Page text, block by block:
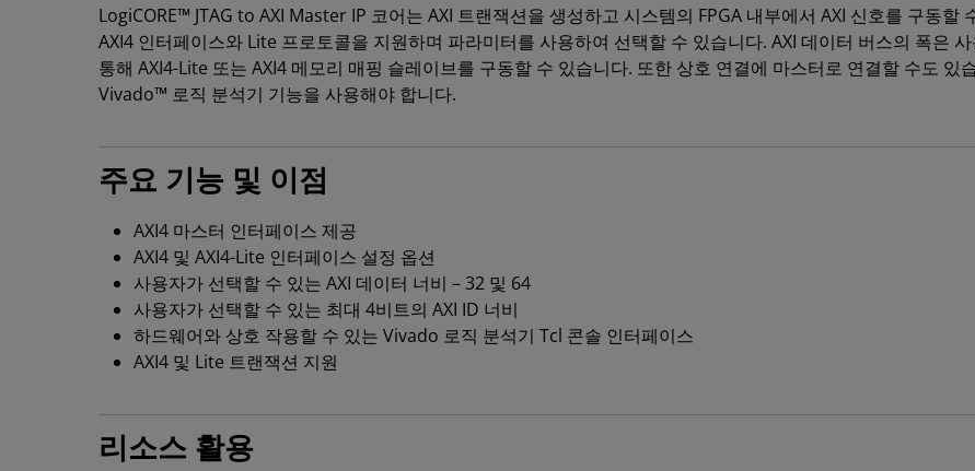
LogiCORE™ JTAG to AXI Master IP 코어는 AXI 트랜잭션을 생성하고 시스템의 FPGA 내부에서 AXI 신호를 구동
AXI4 인터페이스와 Lite 프로토콜을 지원하며 파라미터를 사용하여 선택할 수 있습니다. AXI 데이터 버스의 폭은
통해 AXI4-Lite 또는 AXI4 메모리 매핑 슬레이브를 구동할 수 있습니다. 또한 상호 연결에 마스터로 연결할 수도 있
Vivado™ 로직 분석기 기능을 사용해야 합니다.
주요 기능 및 이점
AXI4 마스터 인터페이스 제공
AXI4 및 AXI4-Lite 인터페이스 설정 옵션
사용자가 선택할 수 있는 AXI 데이터 너비 – 32 및 64
사용자가 선택할 수 있는 최대 4비트의 AXI ID 너비
하드웨어와 상호 작용할 수 있는 Vivado 로직 분석기 Tcl 콘솔 인터페이스
AXI4 및 Lite 트랜잭션 지원
리소스 활용